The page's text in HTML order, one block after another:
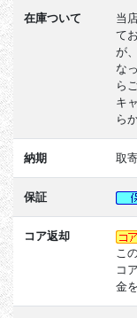
在庫ついて
当
て
が
な
ら
キ
ら
納期 取
保証
コア返却
こ
コ
金